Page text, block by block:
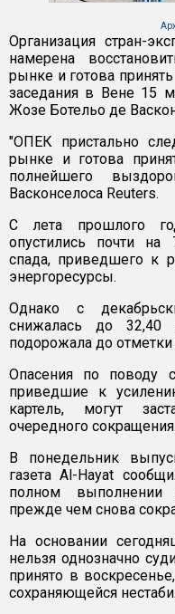
Организация стран-
намерена
рынке и готова
заседания в Вене 15
Жозе Ботельо де
"ОПЕК пристально
рынке и готова
полнейшего
Васконселоса Reuters.
С лета прошлого
опустились почти на
спада, приведшего к
энергоресурсы.
Однако с
снижалась до 32,40
подорожала до
Опасения по поводу
приведшие к
картель, могут
очередного сокращения.
В понедельник
газета Al-Hayat
полном выполнении
прежде чем снова
На основании
нельзя однозначно
принято в
сохраняющейся